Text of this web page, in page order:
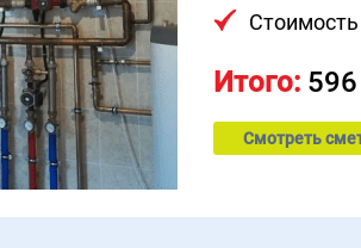
Итого:
Смотреть